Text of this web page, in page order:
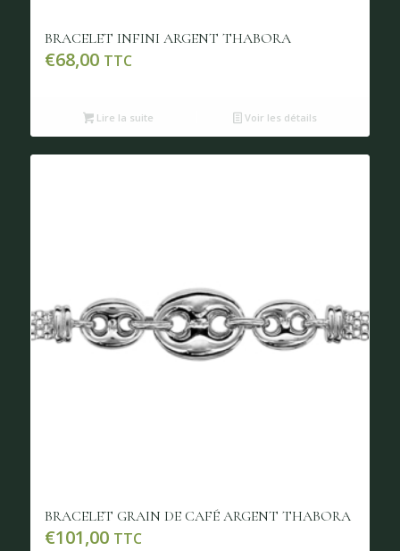
BRACELET INFINI ARGENT THABORA
€68,00 TTC
Lire la suite Voir les détails
BRACELET GRAIN DE CAFÉ ARGENT THABORA
€101,00 TTC